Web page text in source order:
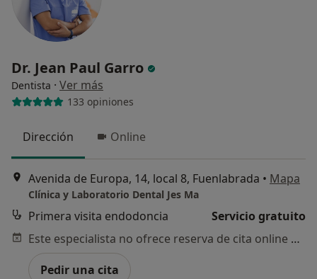
Dr. Jean Paul Garro
Dentista · Ver más
133 opiniones
Dirección Online
Avenida de Europa, 14, local 8, Fuenlabrada • Mapa
Clínica y Laboratorio Dental Jes Ma
Primera visita endodoncia
Servicio gratuito
Este especialista no ofrece reserva de cita online en esta dirección.
Pedir una cita